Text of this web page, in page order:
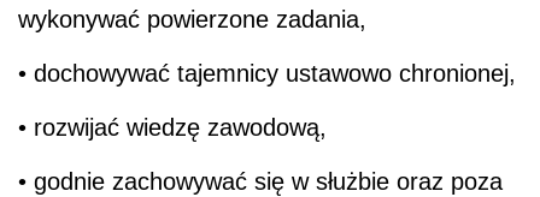
wykonywać powierzone zadania,
• dochowywać tajemnicy ustawowo chronionej,
• rozwijać wiedzę zawodową,
• godnie zachowywać się w służbie oraz poza